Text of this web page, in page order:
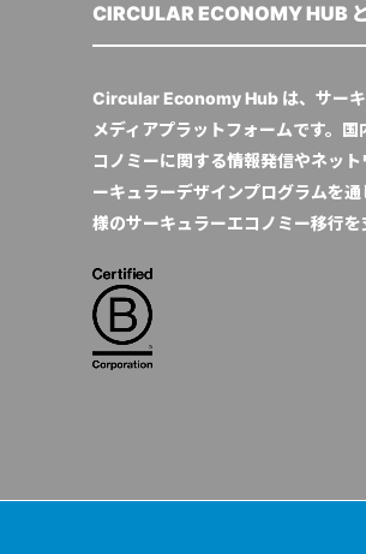
CIRCULAR ECONOMY HUB
Circular Economy Hub は、サーキ
メディアプラットフォームです。
コノミーに関する情報発信やネッ
ーキュラーデザインプログラムを
様のサーキュラーエコノミー移行を